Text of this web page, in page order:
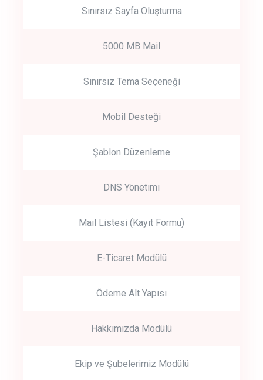
Sınırsız Sayfa Oluşturma
5000 MB Mail
Sınırsız Tema Seçeneği
Mobil Desteği
Şablon Düzenleme
DNS Yönetimi
Mail Listesi (Kayıt Formu)
E-Ticaret Modülü
Ödeme Alt Yapısı
Hakkımızda Modülü
Ekip ve Şubelerimiz Modülü